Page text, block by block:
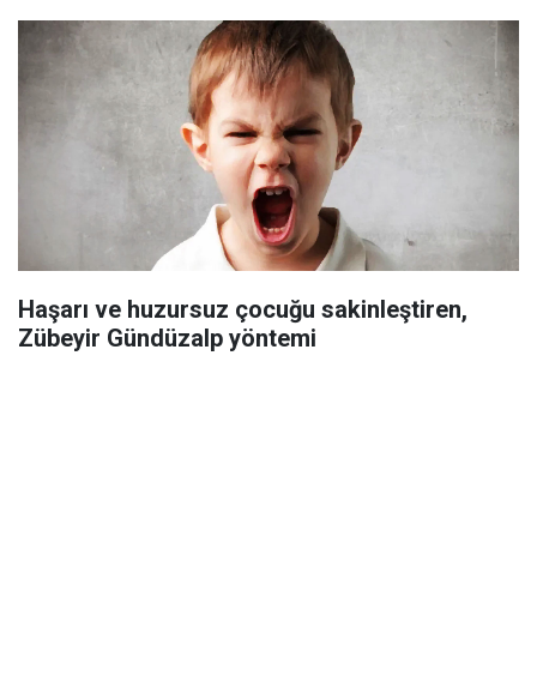
Haşarı ve huzursuz çocuğu sakinleştiren,
Zübeyir Gündüzalp yöntemi